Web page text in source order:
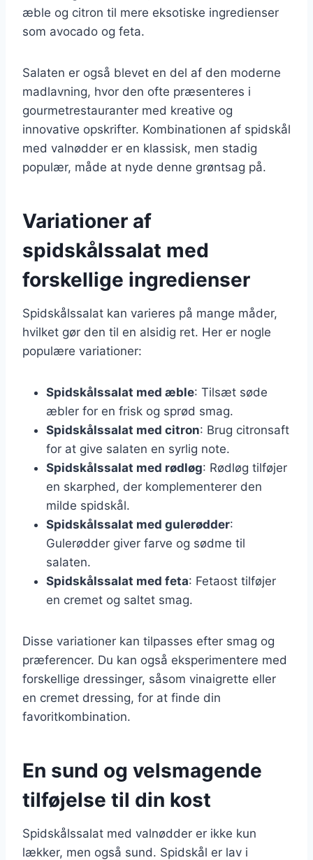
æble og citron til mere eksotiske ingredienser
som avocado og feta.
Salaten er også blevet en del af den moderne
madlavning, hvor den ofte præsenteres i
gourmetrestauranter med kreative og
innovative opskrifter. Kombinationen af spidskål
med valnødder er en klassisk, men stadig
populær, måde at nyde denne grøntsag på.
Variationer af
spidskålssalat med
forskellige ingredienser
Spidskålssalat kan varieres på mange måder,
hvilket gør den til en alsidig ret. Her er nogle
populære variationer:
Spidskålssalat med æble: Tilsæt søde
æbler for en frisk og sprød smag.
Spidskålssalat med citron: Brug citronsaft
for at give salaten en syrlig note.
Spidskålssalat med rødløg: Rødløg tilføjer
en skarphed, der komplementerer den
milde spidskål.
Spidskålssalat med gulerødder:
Gulerødder giver farve og sødme til
salaten.
Spidskålssalat med feta: Fetaost tilføjer
en cremet og saltet smag.
Disse variationer kan tilpasses efter smag og
præferencer. Du kan også eksperimentere med
forskellige dressinger, såsom vinaigrette eller
en cremet dressing, for at finde din
favoritkombination.
En sund og velsmagende
tilføjelse til din kost
Spidskålssalat med valnødder er ikke kun
lækker, men også sund. Spidskål er lav i